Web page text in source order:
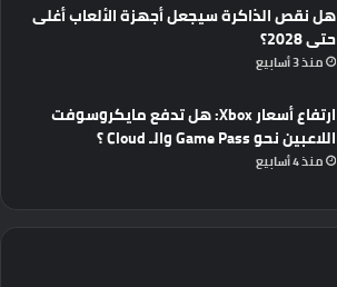
هل نقص الذاكرة سيجعل أجهزة الألعاب أغلى
حتى 2028؟
منذ 3 أسابيع
ارتفاع أسعار Xbox: هل تدفع مايكروسوفت
اللاعبين نحو Game Pass والـ Cloud ؟
منذ 4 أسابيع